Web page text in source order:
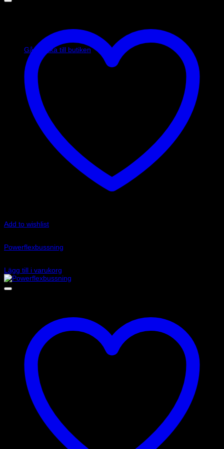
Inga produkter i varukorgen.
Gå tillbaka till butiken
Add to wishlist
Powerflexbussning
Lägg till i varukorg